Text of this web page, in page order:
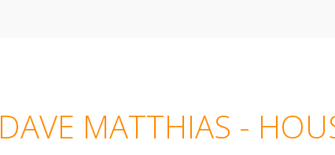
DAVE MATTHIAS -